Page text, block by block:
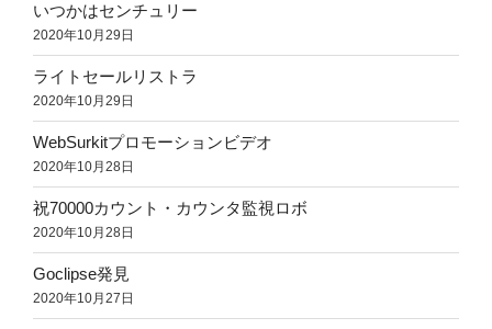
いつかはセンチュリー
2020年10月29日
ライトセールリストラ
2020年10月29日
WebSurkitプロモーションビデオ
2020年10月28日
祝70000カウント・カウンタ監視ロボ
2020年10月28日
Goclipse発見
2020年10月27日